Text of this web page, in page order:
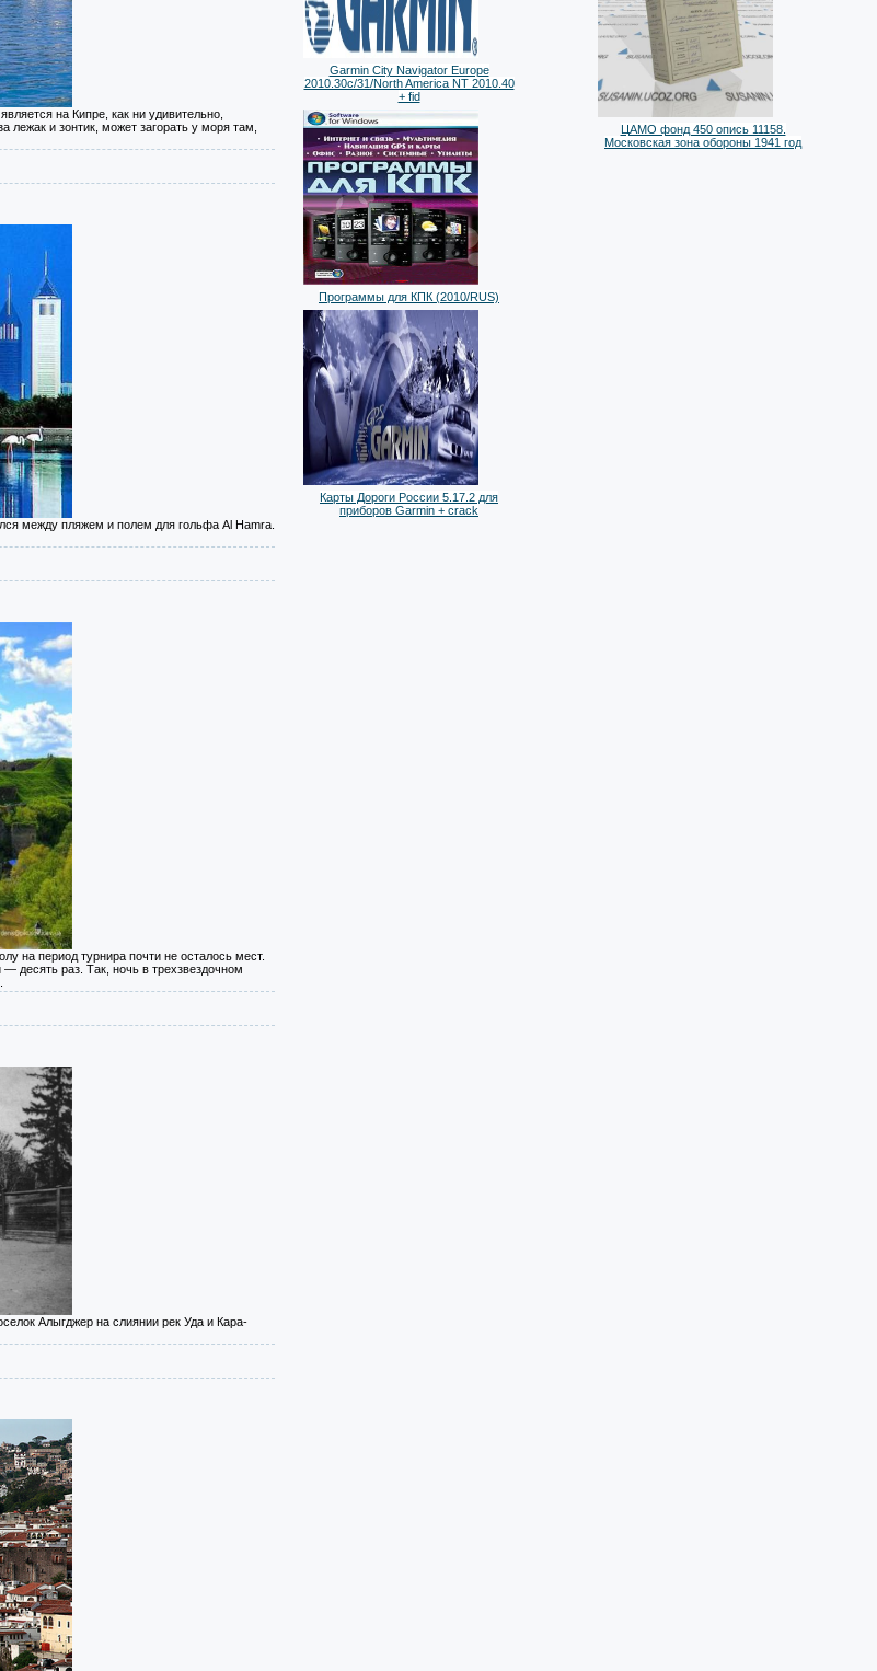
на Кипре, как ни удивительно,
и зонтик, может загорать у моря там,
между пляжем и полем для гольфа Al Hamra.
на период турнира почти не осталось мест.
десять раз. Так, ночь в трехзвездочном
Алыгджер на слиянии рек Уда и Кара-
Garmin City Navigator Europe
2010.30c/31/North America NT 2010.40
+ fid
Программы для КПК (2010/RUS)
Карты Дороги России 5.17.2 для
приборов Garmin + crack
ЦАМО фонд 450 опись 11158.
Московская зона обороны 1941 год